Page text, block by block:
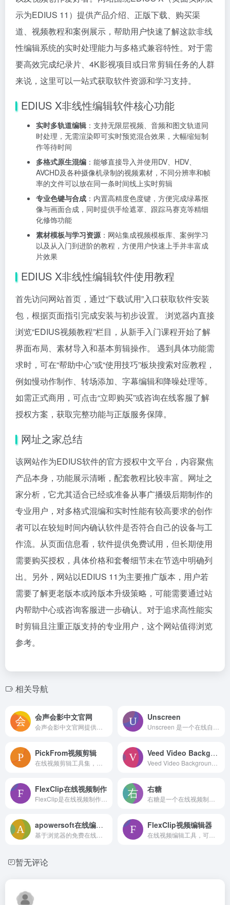
示为EDIUS 11）提供产品介绍、正版下载、购买渠
道、视频教程和案例展示，帮助用户快速了解这款非线
性编辑系统的实时处理能力与多格式兼容特性。对于需
要高效完成纪录片、4K影视项目或日常剪辑任务的人群
来说，这里可以一站式获取软件资源和学习支持。
EDIUS X非线性编辑软件核心功能
实时多轨道编辑 ：支持无限层视频、音频和图文轨道同
时处理，无需渲染即可实时预览混合效果，大幅缩短制
作等待时间
多格式原生混编 ：能够直接导入并使用DV、HDV、
AVCHD及各种摄像机录制的视频素材，不同分辨率和帧
率的文件可以放在同一条时间线上实时剪辑
专业色键与合成 ：内置高精度色度键，方便完成绿幕抠
像与画面合成，同时提供手绘遮罩、跟踪马赛克等精细
化修饰功能
素材模板与学习资源：网站集成视频模板库、案例学习
以及从入门到进阶的教程，方便用户快速上手并丰富成
片效果
EDIUS X非线性编辑软件使用教程
首先访问网站首页，通过“下载试用”入口获取软件安装
包，根据页面指引完成安装与初步设置。 浏览器内直接
浏览“EDIUS视频教程”栏目，从新手入门课程开始了解
界面布局、素材导入和基本剪辑操作。 遇到具体功能需
求时，可在“帮助中心”或“使用技巧”板块搜索对应教程，
例如慢动作制作、转场添加、字幕编辑和降噪处理等。
如需正式商用，可点击“立即购买”或咨询在线客服了解
授权方案，获取完整功能与正版服务保障。
网址之家总结
该网站作为EDIUS软件的官方授权中文平台，内容聚焦
产品本身，功能展示清晰，配套教程比较丰富。网址之
家分析，它尤其适合已经或准备从事广播级后期制作的
专业用户，对多格式混编和实时性能有较高要求的创作
者可以在较短时间内确认软件是否符合自己的设备与工
作流。从页面信息看，软件提供免费试用，但长期使用
需要购买授权，具体价格和套餐细节未在节选中明确列
出。另外，网站以EDIUS 11为主要推广版本，用户若
需要了解更老版本或跨版本升级策略，可能需要通过站
内帮助中心或咨询客服进一步确认。对于追求高性能实
时剪辑且注重正版支持的专业用户，这个网站值得浏览
参考。
相关导航
会声会影中文官网 Unscreen
PickFrom视频剪辑 Veed Video Background Remover
FlexClip在线视频制作 右糖
apowersoft在线编辑视频 FlexClip视频编辑器
暂无评论